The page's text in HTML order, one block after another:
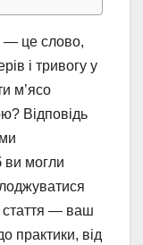
— це слово,
і тривогу у
м’ясо
Відповідь
ви могли
стаття — ваш
практики, від